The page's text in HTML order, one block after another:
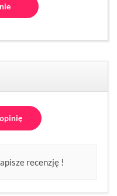
recenzję !